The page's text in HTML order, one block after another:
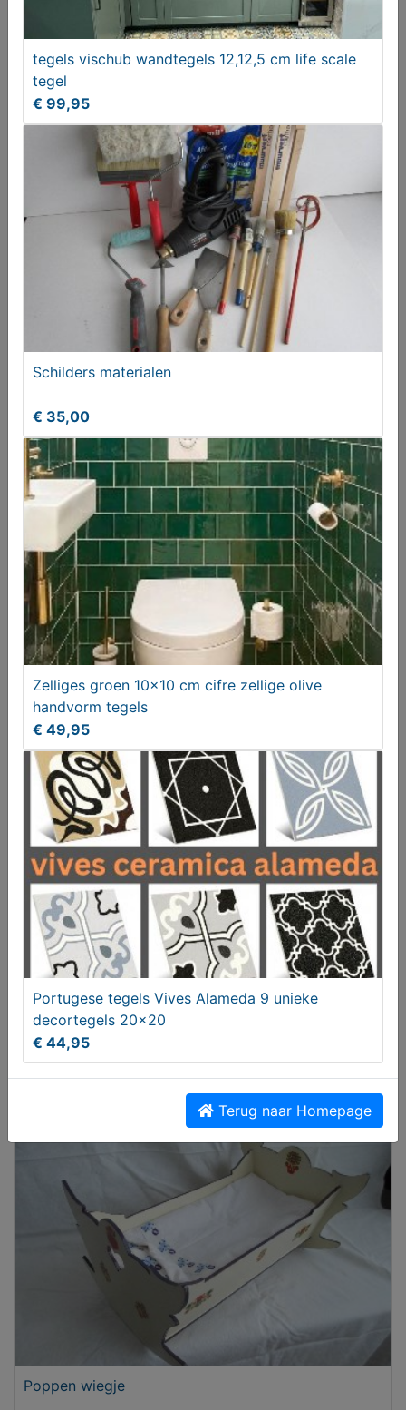
Naaikistje/sieradenkistje
Wandlamp (brons)
€ 65,00
Stap binnen in een wereld vol tegelinspiratie
Gezocht
Poppen wiegje
tegels vischub wandtegels 12,12,5 cm life scale
tegel
€ 99,95
Schilders materialen
€ 35,00
Zelliges groen 10x10 cm cifre zellige olive
handvorm tegels
€ 49,95
Portugese tegels Vives Alameda 9 unieke
decortegels 20x20
€ 44,95
Terug naar Homepage